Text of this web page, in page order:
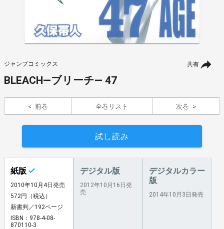
共有
ジャンプコミックス
BLEACH―ブリーチ― 47
前巻 全巻リスト 次巻
試し読み
紙版
2010年10月4日発売
572円（税込）
新書判／192ページ
ISBN：978-4-08-
870110-3
デジタル版
2012年10月16日発
売
デジタルカラー
版
2014年10月3日発売